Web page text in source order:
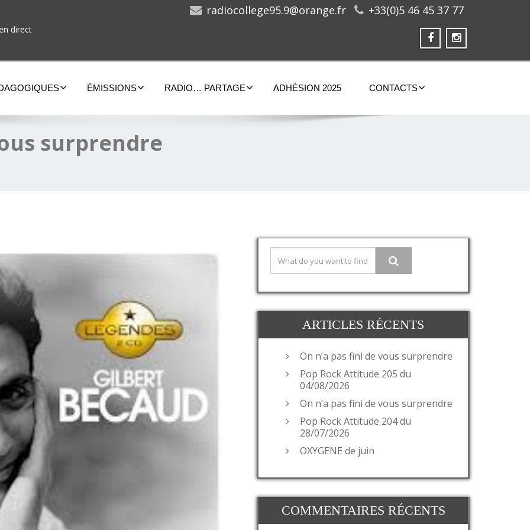
direct
radiocollege95.9@orange.fr +33(0)5 46 45 37 77
ÉMISSIONS RADIO… PARTAGE ADHÉSION 2025 CONTACTS
surprendre
ARTICLES RÉCENTS
On n’a pas fini de vous surprendre
Pop Rock Attitude 205 du
04/08/2026
On n’a pas fini de vous surprendre
Pop Rock Attitude 204 du
28/07/2026
OXYGENE de juin
COMMENTAIRES RÉCENTS